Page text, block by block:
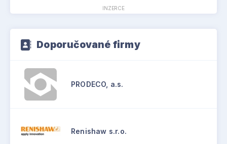
INZERCE
Doporučované firmy
PRODECO, a.s.
Renishaw s.r.o.